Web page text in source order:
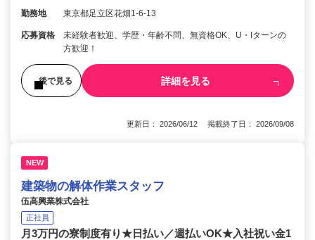
勤務地 東京都足立区花畑1-6-13
応募資格
未経験者歓迎、学歴・年齢不問、無資格OK、U・Iターンの
方歓迎！
後で見る 詳細を見る
更新日： 2026/06/12 掲載終了日： 2026/09/08
NEW
建築物の解体作業スタッフ
伍高興業株式会社
正社員
月3万円の寮制度有り★日払い／週払いOK★入社祝い金1